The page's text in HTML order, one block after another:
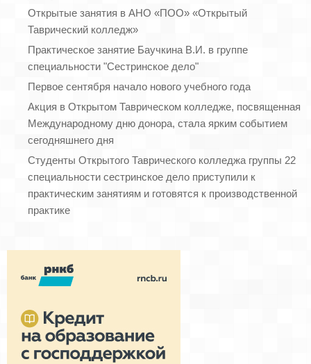
Открытые занятия в АНО «ПОО» «Открытый
Таврический колледж»
Практическое занятие Баучкина В.И. в группе
специальности "Сестринское дело"
Первое сентября начало нового учебного года
Акция в Открытом Таврическом колледже, посвященная
Международному дню донора, стала ярким событием
сегодняшнего дня
Студенты Открытого Таврического колледжа группы 22
специальности сестринское дело приступили к
практическим занятиям и готовятся к производственной
практике